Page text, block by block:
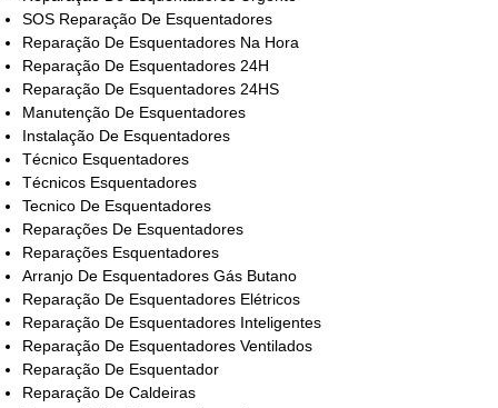
SOS Reparação De Esquentadores
Reparação De Esquentadores Na Hora
Reparação De Esquentadores 24H
Reparação De Esquentadores 24HS
Manutenção De Esquentadores
Instalação De Esquentadores
Técnico Esquentadores
Técnicos Esquentadores
Tecnico De Esquentadores
Reparações De Esquentadores
Reparações Esquentadores
Arranjo De Esquentadores Gás Butano
Reparação De Esquentadores Elétricos
Reparação De Esquentadores Inteligentes
Reparação De Esquentadores Ventilados
Reparação De Esquentador
Reparação De Caldeiras